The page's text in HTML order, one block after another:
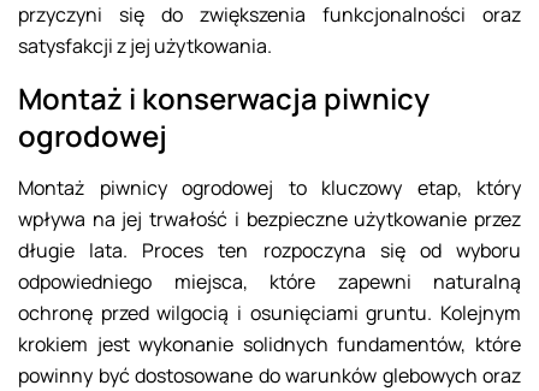
przyczyni się do zwiększenia funkcjonalności oraz
satysfakcji z jej użytkowania.
Montaż i konserwacja piwnicy
ogrodowej
Montaż piwnicy ogrodowej to kluczowy etap, który
wpływa na jej trwałość i bezpieczne użytkowanie przez
długie lata. Proces ten rozpoczyna się od wyboru
odpowiedniego miejsca, które zapewni naturalną
ochronę przed wilgocią i osunięciami gruntu. Kolejnym
krokiem jest wykonanie solidnych fundamentów, które
powinny być dostosowane do warunków glebowych oraz